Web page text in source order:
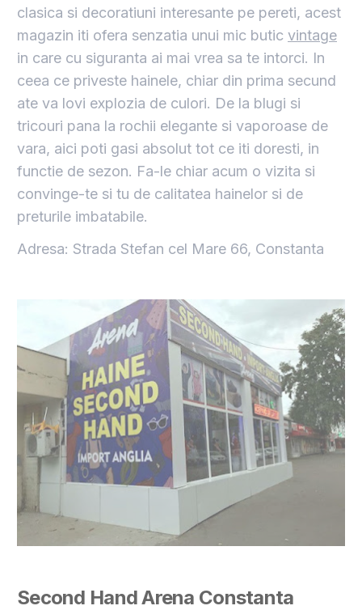
clasica si decoratiuni interesante pe pereti, acest
magazin iti ofera senzatia unui mic butic vintage
in care cu siguranta ai mai vrea sa te intorci. In
ceea ce priveste hainele, chiar din prima secund
ate va lovi explozia de culori. De la blugi si
tricouri pana la rochii elegante si vaporoase de
vara, aici poti gasi absolut tot ce iti doresti, in
functie de sezon. Fa-le chiar acum o vizita si
convinge-te si tu de calitatea hainelor si de
preturile imbatabile.
Adresa: Strada Stefan cel Mare 66, Constanta
Second Hand Arena Constanta